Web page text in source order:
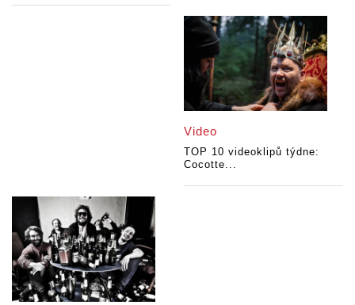
Video
TOP 10 videoklipů týdne:
Cocotte...